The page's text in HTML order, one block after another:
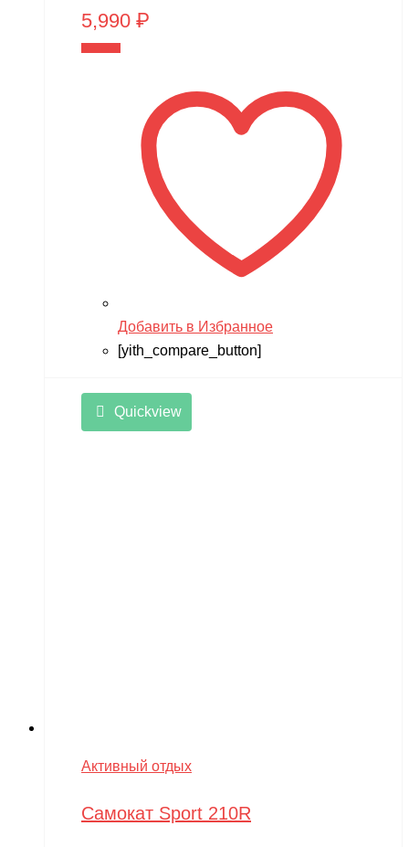
5,990 ₽
Добавить в Избранное
[yith_compare_button]
Quickview
Активный отдых
Самокат Sport 210R